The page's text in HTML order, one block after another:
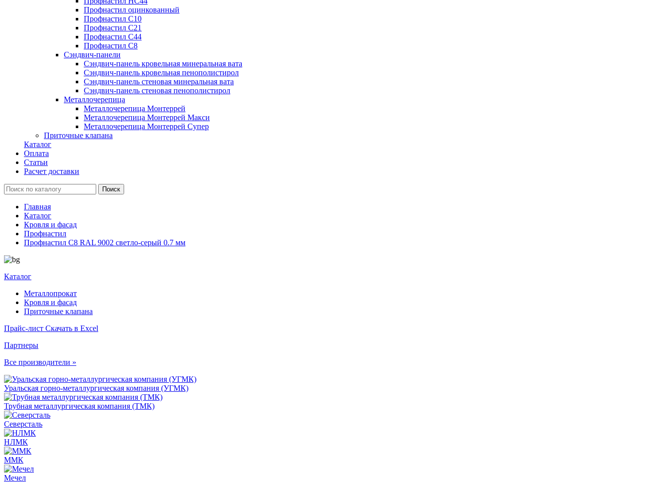
Профнастил оцинкованный
Профнастил С10
Профнастил С21
Профнастил С44
Профнастил С8
Сэндвич-панели
Сэндвич-панель кровельная минеральная вата
Сэндвич-панель кровельная пенополистирол
Сэндвич-панель стеновая минеральная вата
Сэндвич-панель стеновая пенополистирол
Металлочерепица
Металлочерепица Монтеррей
Металлочерепица Монтеррей Макси
Металлочерепица Монтеррей Супер
Приточные клапана
Каталог
Оплата
Статьи
Расчет доставки
Главная
Каталог
Кровля и фасад
Профнастил
Профнастил С8 RAL 9002 светло-серый 0.7 мм
Каталог
Металлопрокат
Кровля и фасад
Приточные клапана
Прайс-лист Скачать в Excel
Партнеры
Все производители »
Уральская горно-металлургическая компания (УГМК)
Трубная металлургическая компания (ТМК)
Северсталь
НЛМК
ММК
Мечел